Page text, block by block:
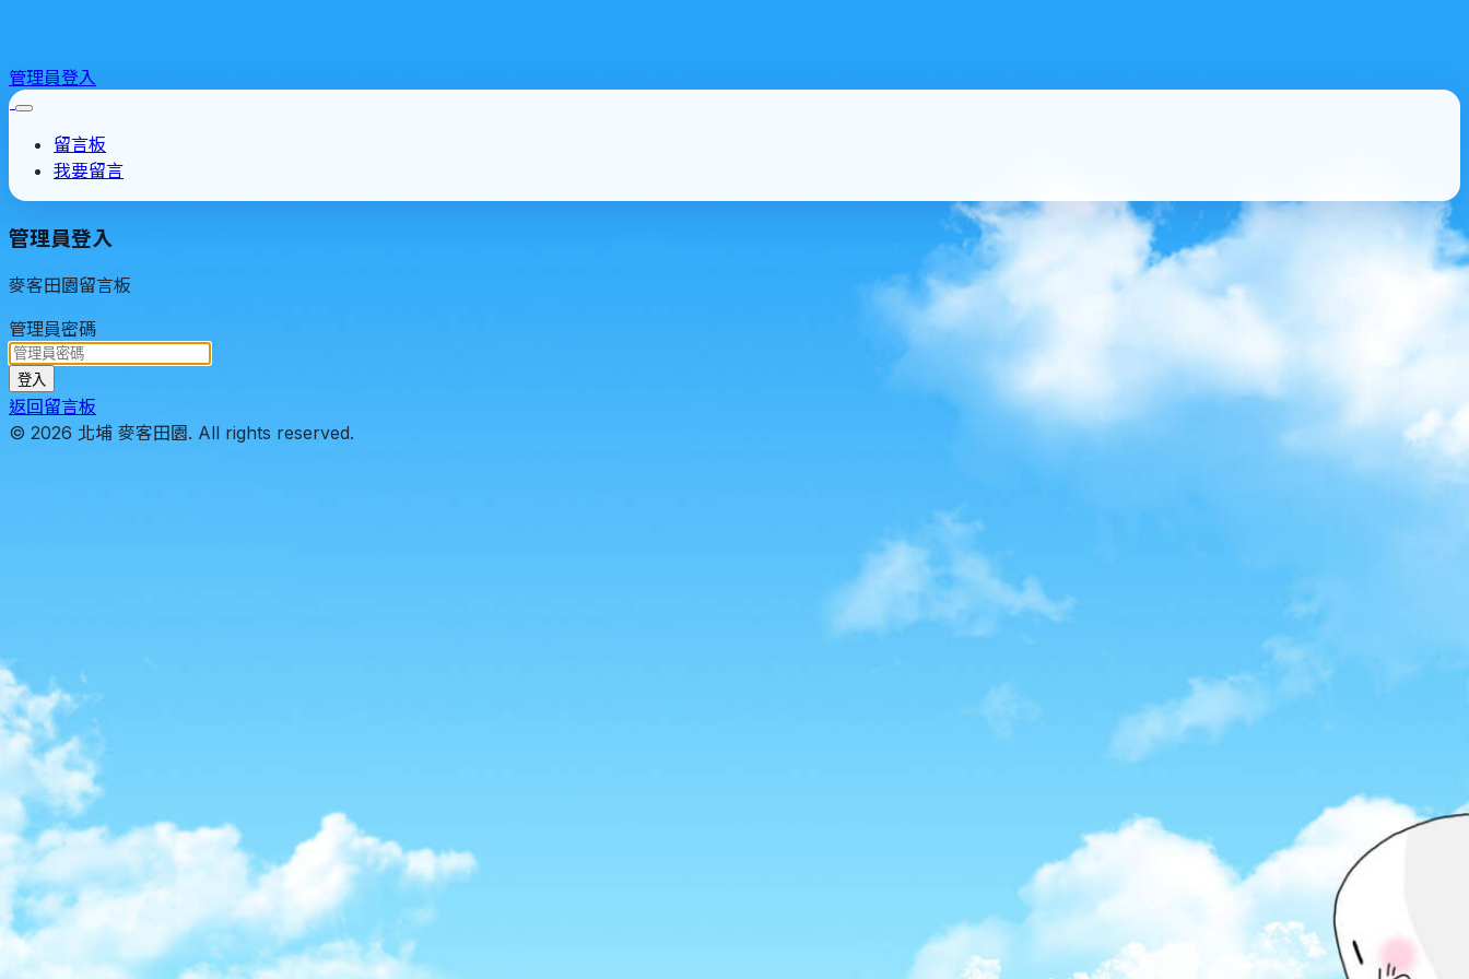
管理員登入
留言板
我要留言
管理員登入
麥客田園留言板
管理員密碼
登入
返回留言板
© 2026 北埔 麥客田園. All rights reserved.